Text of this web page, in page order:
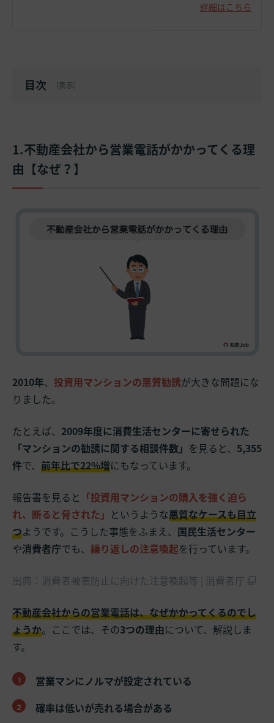
詳細はこちら
目次 [表示]
1.不動産会社から営業電話がかかってくる理
由【なぜ？】
2010年、 投資用マンションの悪質勧誘が大きな問題にな
りました。
たとえば、 2009年度に消費生活センターに寄せられた
「マンションの勧誘に関する相談件数」 を見ると、 5,355
件で、 前年比で22%増にもなっています。
報告書を見ると 「投資用マンションの購入を強く迫ら
れ、断ると脅された」 というような悪質なケースも目立
つようです。こうした事態をふまえ、 国民生活センター
や消費者庁でも、 繰り返しの注意喚起を行っています。
出典：消費者被害防止に向けた注意喚起等 | 消費者庁
不動産会社からの営業電話は、なぜかかってくるのでし
ょうか。ここでは、その3つの理由について、解説しま
す。
営業マンにノルマが設定されている
確率は低いが売れる場合がある